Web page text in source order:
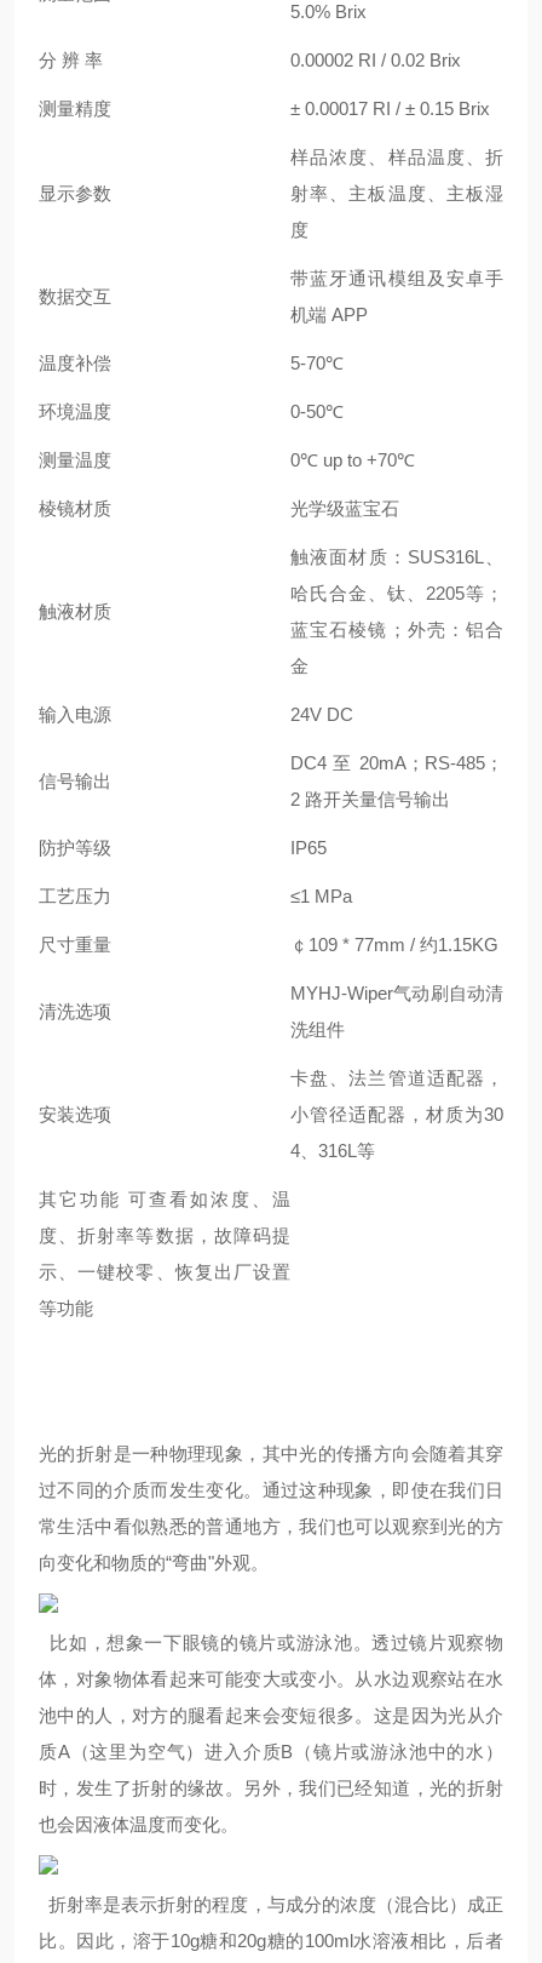
5.0% Brix
分 辨 率 0.00002 RI / 0.02 Brix
测量精度 ± 0.00017 RI / ± 0.15 Brix
显示参数
样品浓度、样品温度、折
射率、主板温度、主板湿
度
数据交互
带蓝牙通讯模组及安卓手
机端 APP
温度补偿 5-70℃
环境温度 0-50℃
测量温度 0℃ up to +70℃
棱镜材质 光学级蓝宝石
触液材质
触液面材质：SUS316L、
哈氏合金、钛、2205等；
蓝宝石棱镜；外壳：铝合
金
输入电源 24V DC
信号输出
DC4 至 20mA；RS-485；
2 路开关量信号输出
防护等级 IP65
工艺压力 ≤1 MPa
尺寸重量 ￠109 * 77mm / 约1.15KG
清洗选项
MYHJ-Wiper气动刷自动清
洗组件
安装选项
卡盘、法兰管道适配器，
小管径适配器，材质为30
4、316L等
其它功能 可查看如浓度、温
度、折射率等数据，故障码提
示、一键校零、恢复出厂设置
等功能
光的折射是一种物理现象，其中光的传播方向会随着其穿
过不同的介质而发生变化。通过这种现象，即使在我们日
常生活中看似熟悉的普通地方，我们也可以观察到光的方
向变化和物质的“弯曲"外观。
比如，想象一下眼镜的镜片或游泳池。透过镜片观察物
体，对象物体看起来可能变大或变小。从水边观察站在水
池中的人，对方的腿看起来会变短很多。这是因为光从介
质A（这里为空气）进入介质B（镜片或游泳池中的水）
时，发生了折射的缘故。另外，我们已经知道，光的折射
也会因液体温度而变化。
折射率是表示折射的程度，与成分的浓度（混合比）成正
比。因此，溶于10g糖和20g糖的100ml水溶液相比，后者